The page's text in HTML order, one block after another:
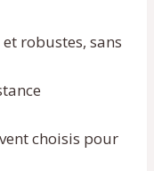
robustes, sans
choisis pour